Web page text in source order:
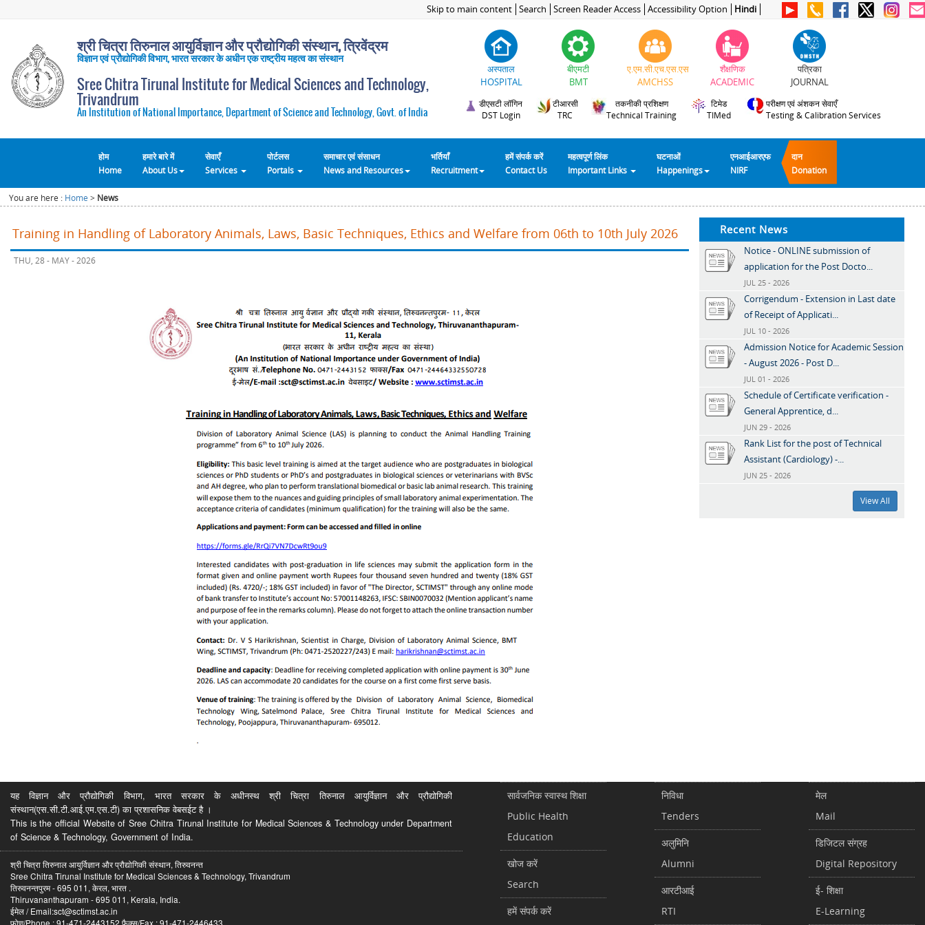
Skip to main content Search Screen Reader Access Accessibility Option Hindi
श्री चित्रा तिरुनाल आयुर्विज्ञान और प्रौद्योगिकी संस्थान, त्रिवेंद्रम
विज्ञान एवं प्रौद्योगिकी विभाग, भारत सरकार के अधीन एक राष्ट्रीय महत्व का संस्थान
Sree Chitra Tirunal Institute for Medical Sciences and Technology,
Trivandrum
An Institution of National Importance, Department of Science and Technology, Govt. of India
अस्पताल
HOSPITAL
बीएमटी
BMT
ए.एम.सी.एच.एस.एस
AMCHSS
शैक्षणिक
ACADEMIC
पत्रिका
JOURNAL
डीएसटी लॉगिन
DST Login
टीआरसी
TRC
तकनीकी प्रशिक्षण
Technical Training
टिमेड
TIMed
परीक्षण एवं अंशकन सेवाएँ
Testing & Calibration Services
होम
Home
हमारे बारे में
About Us
सेवाएँ
Services
पोर्टलस
Portals
समाचार एवं संसाधन
News and Resources
भर्तियाँ
Recruitment
हमें संपर्क करें
Contact Us
महत्वपूर्ण लिंक
Important Links
घटनाओं
Happenings
एनआईआरएफ
NIRF
दान
Donation
You are here : Home > News
Training in Handling of Laboratory Animals, Laws, Basic Techniques, Ethics and Welfare from 06th to 10th July 2026
THU, 28 - MAY - 2026
Recent News
Notice - ONLINE submission of
application for the Post Docto...
JUL 25 - 2026
Corrigendum - Extension in Last date
of Receipt of Applicati...
JUL 10 - 2026
Admission Notice for Academic Session
- August 2026 - Post D...
JUL 01 - 2026
Schedule of Certificate verification -
General Apprentice, d...
JUN 29 - 2026
Rank List for the post of Technical
Assistant (Cardiology) -...
JUN 25 - 2026
View All
यह विज्ञान और प्रौद्योगिकी विभाग, भारत सरकार के अधीनस्थ श्री चित्रा तिरुनाल आयुर्विज्ञान और प्रौद्योगिकी
संस्थान(एस.सी.टी.आई.एम.एस.टी) का प्रशासनिक वेबसईट है ।
This is the official Website of Sree Chitra Tirunal Institute for Medical Sciences & Technology under Department
of Science & Technology, Government of India.
श्री चित्रा तिरुनाल आयुर्विज्ञान और प्रौद्योगिकी संस्थान, तिरुवनन्त
Sree Chitra Tirunal Institute for Medical Sciences & Technology, Trivandrum
तिरुवनन्तपुरम - 695 011, केरल, भारत .
Thiruvananthapuram - 695 011, Kerala, India.
ईमेल / Email:sct@sctimst.ac.in
फोण/Phone : 91-471-2443152 फैक्स/Fax : 91-471-2446433
सार्वजनिक स्वास्थ शिक्षा
Public Health
Education
खोज करें
Search
हमें संपर्क करें
निविधा
Tenders
अलुमिनि
Alumni
आरटीआई
RTI
मेल
Mail
डिजिटल संग्रह
Digital Repository
ई- शिक्षा
E-Learning